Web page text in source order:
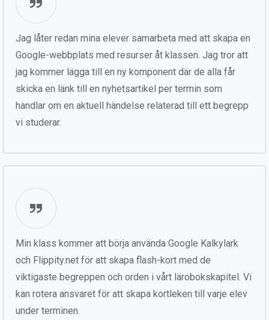
Jag låter redan mina elever samarbeta med att skapa en
Google-webbplats med resurser åt klassen. Jag tror att
jag kommer lägga till en ny komponent där de alla får
skicka en länk till en nyhetsartikel per termin som
handlar om en aktuell händelse relaterad till ett begrepp
vi studerar.
Min klass kommer att börja använda Google Kalkylark
och Flippity.net för att skapa flash-kort med de
viktigaste begreppen och orden i vårt lärobokskapitel. Vi
kan rotera ansvaret för att skapa kortleken till varje elev
under terminen.